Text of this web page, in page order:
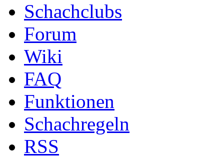
Schachclubs
Forum
Wiki
FAQ
Funktionen
Schachregeln
RSS